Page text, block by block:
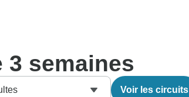
semaines
Voir les circuits